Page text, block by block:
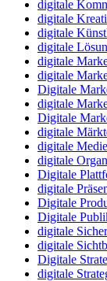
digitale
digitale
digitale
digitale
digitale
digitale
Digitale
digitale
Digitale
digitale
digitale
digitale
Digitale
digitale
Digitale
Digitale
digitale
digitale
Digitale
digitale